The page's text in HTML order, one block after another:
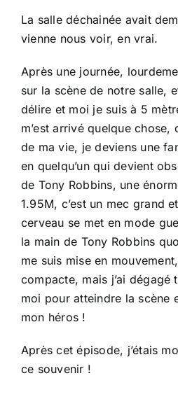
La salle déchainée avait
vienne nous voir, en vrai.
Après une journée,
sur la scène de notre salle,
délire et moi je suis à 5
m’est arrivé quelque chose,
de ma vie, je deviens une
en quelqu’un qui devient
de Tony Robbins, une
1.95M, c’est un mec grand
cerveau se met en mode
la main de Tony Robbins
me suis mise en
compacte, mais j’ai dégagé
moi pour atteindre la scène
mon héros !
Après cet épisode, j’étais
ce souvenir !